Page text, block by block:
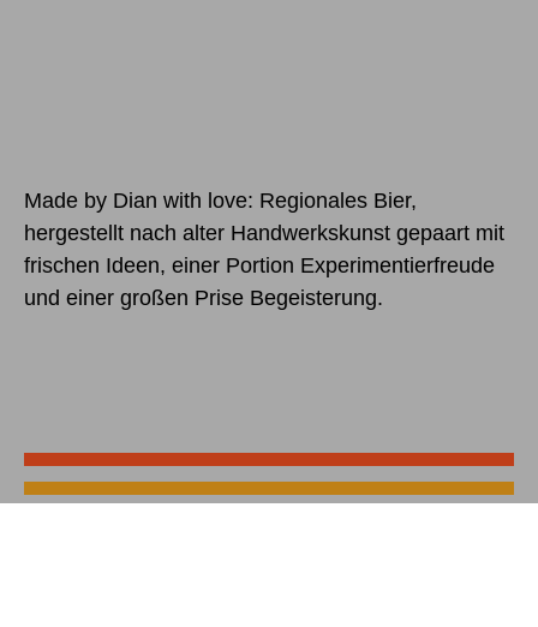
Made by Dian with love: Regionales Bier,
hergestellt nach alter Handwerkskunst gepaart mit
frischen Ideen, einer Portion Experimentierfreude
und einer großen Prise Begeisterung.
mehr erfahren
mehr erfahren